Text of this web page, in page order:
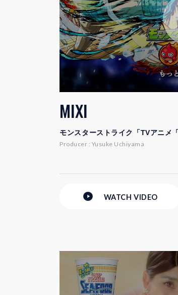
MIXI
モンスターストライク「TVアニメ
Producer : Yusuke Uchiyama
WATCH VIDEO